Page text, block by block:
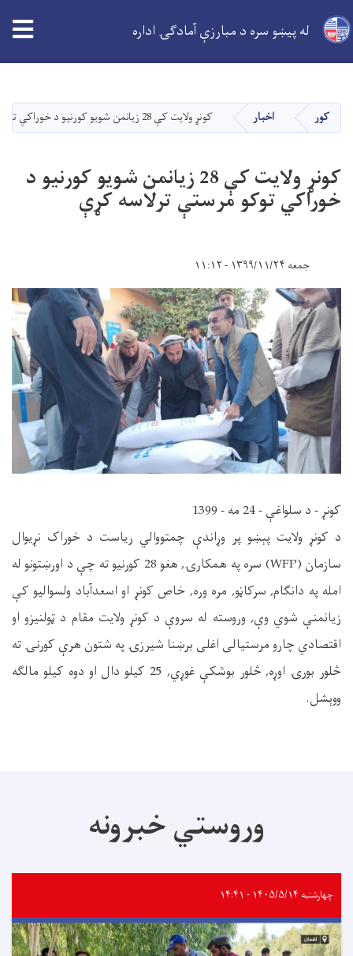
دانګل
له پیښو سره د مبارزې آمادګۍ اداره
کور اخبار کونړ ولایت کې 28 زیانمن شویو کورنیو د خوراکي توکو مرستې ترلاسه کړې
کونړ ولایت کې 28 زیانمن شویو کورنیو د
خوراکي توکو مرستې ترلاسه کړې
جمعه ۱۳۹۹/۱۱/۲۴ - ۱۱:۱۲
کونړ - د سلواغې - 24 مه - 1399
د کونړ ولایت پېښو پر وړاندې چمتووالي ریاست د خوراک نړیوال
سازمان (WFP) سره په همکارۍ, هغو 28 کورنیو ته چې د اورښتونو له
امله په دانګام, سرکاڼو, مره وره, خاص کونړ او اسعدآباد ولسوالیو کې
زیانمنې شوي وې, وروسته له سروې د کونړ ولایت مقام د ټولنیزو او
اقتصادي چارو مرستیالی اغلی برښنا شیرزۍ په شتون هرې کورنۍ ته
څلور بورۍ اوړه, څلور بوشکې غوړي, 25 کیلو دال او دوه کیلو مالګه
ووېشل.
وروستي خبرونه
چهارشنبه ۱۴۰۵/۵/۱۴ - ۱۴:۴۱